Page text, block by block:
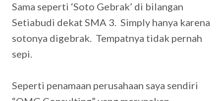
Sama seperti ‘Soto Gebrak’ di bilangan
Setiabudi dekat SMA 3. Simply hanya karena
sotonya digebrak. Tempatnya tidak pernah
sepi.
Seperti penamaan perusahaan saya sendiri